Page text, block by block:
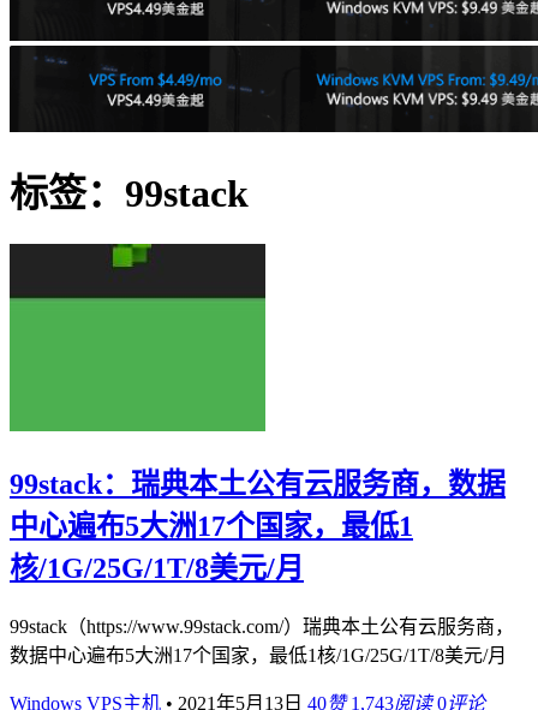
标签：99stack
99stack：瑞典本土公有云服务商，数据
中心遍布5大洲17个国家，最低1
核/1G/25G/1T/8美元/月
99stack（https://www.99stack.com/）瑞典本土公有云服务商，
数据中心遍布5大洲17个国家，最低1核/1G/25G/1T/8美元/月
Windows VPS主机 • 2021年5月13日 40赞 1,743阅读 0评论